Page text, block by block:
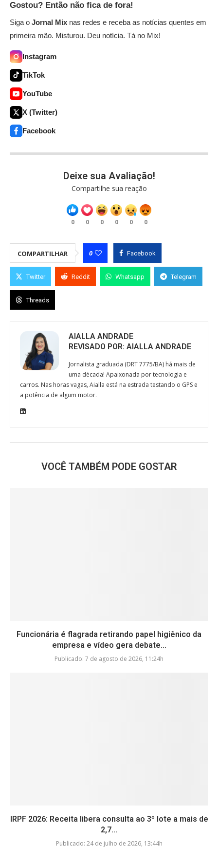
Gostou? Então não fica de fora!
Siga o Jornal Mix nas redes e receba as notícias quentes em
primeira mão. Misturou. Deu notícia. Tá no Mix!
Instagram
TikTok
YouTube
X (Twitter)
Facebook
Deixe sua Avaliação!
Compartilhe sua reação
0 0 0 0 0 0
COMPARTILHAR 0 Facebook
Twitter Reddit Whatsapp Telegram
Threads
AIALLA ANDRADE
REVISADO POR: AIALLA ANDRADE
Jornalista graduada (DRT 7775/BA) há mais de
uma década! Apaixonada por tecnologia e
carros. Nas horas vagas, Aialla está na estrada testando o GPS e
a potência de algum motor.
VOCÊ TAMBÉM PODE GOSTAR
Funcionária é flagrada retirando papel higiênico da
empresa e vídeo gera debate...
Publicado: 7 de agosto de 2026, 11:24h
IRPF 2026: Receita libera consulta ao 3º lote a mais de
2,7...
Publicado: 24 de julho de 2026, 13:44h